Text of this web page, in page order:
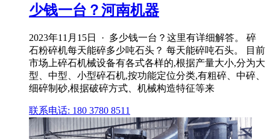
少钱一台？河南机器
2023年11月15日 · 多少钱一台？这里有详细解答。 碎
石粉碎机每天能碎多少吨石头？ 每天能碎吨石头。 目前
市场上碎石机械设备有各式各样的,根据产量大小,分为大
型、中型、小型碎石机,按功能定位分类,有粗碎、中碎、
细碎制砂,根据破碎方式、机械构造特征等来
联系电话: 180 3780 8511